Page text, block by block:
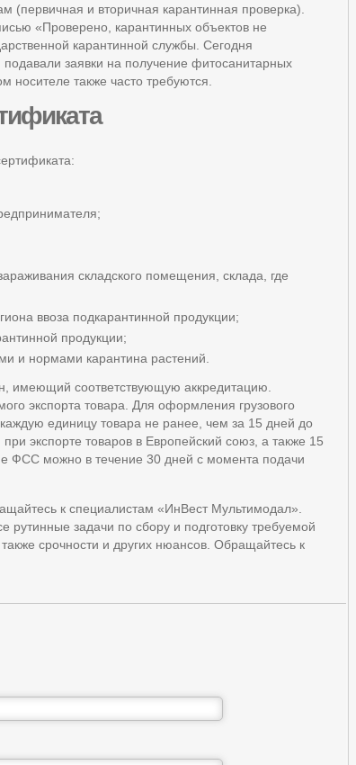
(первичная и вторичная карантинная проверка).
«Проверено, карантинных объектов не
карантинной службы. Сегодня
подавали заявки на получение фитосанитарных
также часто требуются.
складского помещения, склада, где
ввоза подкарантинной продукции;
продукции;
и нормами карантина растений.
имеющий соответствующую аккредитацию.
экспорта товара. Для оформления грузового
единицу товара не ранее, чем за 15 дней до
экспорте товаров в Европейский союз, а также 15
ФСС можно в течение 30 дней с момента подачи
к специалистам «ИнВест Мультимодал».
задачи по сбору и подготовку требуемой
срочности и других нюансов. Обращайтесь к